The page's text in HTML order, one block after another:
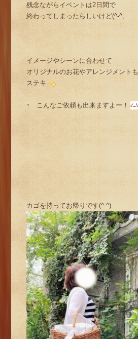
残念ながらイベントは2日間で
終わってしまったらしいけど(^-^;
イメージやシーンに合わせて
オリジナルのお花やアレンジメントも
ステキ
↑ こんなご依頼も出来ますよー！
カゴを持ってお帰りです(^-^)